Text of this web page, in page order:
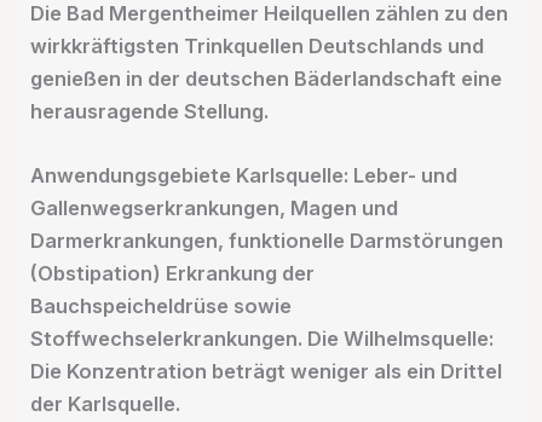
Die Bad Mergentheimer Heilquellen zählen zu den
wirkkräftigsten Trinkquellen Deutschlands und
genießen in der deutschen Bäderlandschaft eine
herausragende Stellung.
Anwendungsgebiete Karlsquelle: Leber- und
Gallenwegserkrankungen, Magen und
Darmerkrankungen, funktionelle Darmstörungen
(Obstipation) Erkrankung der
Bauchspeicheldrüse sowie
Stoffwechselerkrankungen. Die Wilhelmsquelle:
Die Konzentration beträgt weniger als ein Drittel
der Karlsquelle.